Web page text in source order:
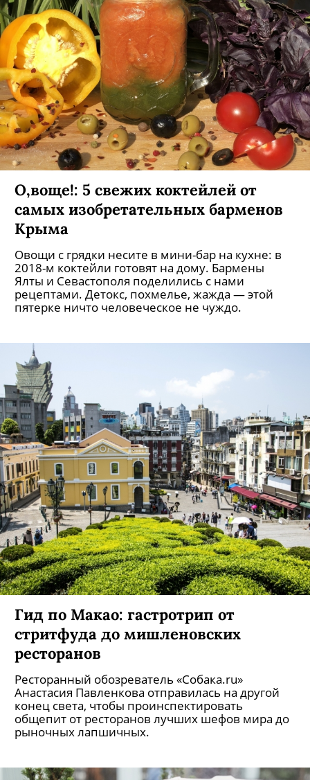
О,воще!: 5 свежих коктейлей от
самых изобретательных барменов
Крыма
Овощи с грядки несите в мини-бар на кухне: в
2018-м коктейли готовят на дому. Бармены
Ялты и Севастополя поделились с нами
рецептами. Детокс, похмелье, жажда — этой
пятерке ничто человеческое не чуждо.
Гид по Макао: гастротрип от
стритфуда до мишленовских
ресторанов
Ресторанный обозреватель «Собака.ru»
Анастасия Павленкова отправилась на другой
конец света, чтобы проинспектировать
общепит от ресторанов лучших шефов мира до
рыночных лапшичных.